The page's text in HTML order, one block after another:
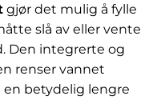
gjør det mulig å fylle
slå av eller vente
Den integrerte og
renser vannet
en betydelig lengre